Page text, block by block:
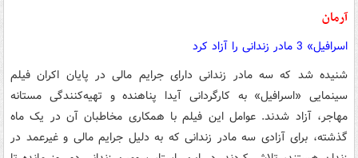
آرمان
اسرافیل» 3 مادر زندانی را آزاد کرد
شنیده شد که سه مادر زندانی دارای جرایم مالی در پایان اکران فیلم
سینمایی «اسرافیل» به کارگردانی آیدا پناهنده و تهیه‌کنندگی مستانه
مهاجر، آزاد شدند. عوامل این فیلم با همکاری مخاطبان آن در یک ماه
گذشته، برای آزادی سه مادر زندانی که به دلیل جرایم مالی و غیرعمد در